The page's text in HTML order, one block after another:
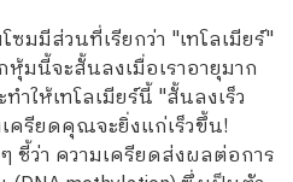
มมีส่วนที่เรียกว่า "เทโลเมียร์"
มนี้จะสั้นลงเมื่อเราอายุมาก
ำให้เทโลเมียร์นี้ "สั้นลงเร็ว
ครียดคุณจะยิ่งแก่เร็วขึ้น!
ชี้ว่า ความเครียดส่งผลต่อการ